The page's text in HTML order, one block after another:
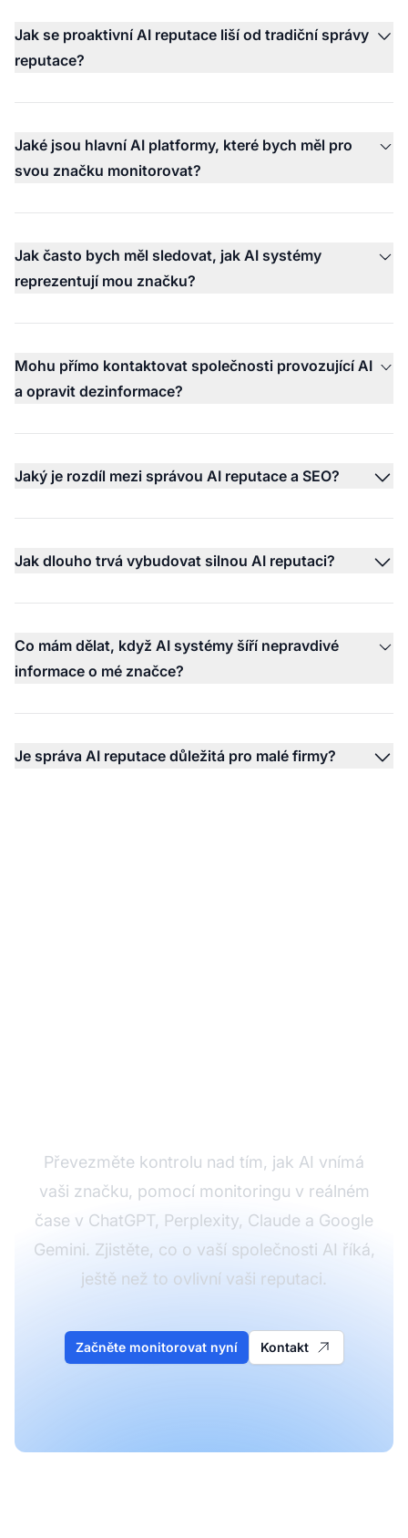
Jak se proaktivní AI reputace liší od tradiční správy
reputace?
Jaké jsou hlavní AI platformy, které bych měl pro
svou značku monitorovat?
Jak často bych měl sledovat, jak AI systémy
reprezentují mou značku?
Mohu přímo kontaktovat společnosti provozující AI
a opravit dezinformace?
Jaký je rozdíl mezi správou AI reputace a SEO?
Jak dlouho trvá vybudovat silnou AI reputaci?
Co mám dělat, když AI systémy šíří nepravdivé
informace o mé značce?
Je správa AI reputace důležitá pro malé firmy?
Převezměte kontrolu nad tím, jak AI vnímá
vaši značku, pomocí monitoringu v reálném
čase v ChatGPT, Perplexity, Claude a Google
Gemini. Zjistěte, co o vaší společnosti AI říká,
ještě než to ovlivní vaši reputaci.
Začněte monitorovat nyní Kontakt